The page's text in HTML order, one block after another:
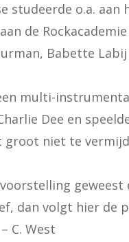
studeerde o.a.
de
Babette Labij
multi-
Dee en
groot niet te
dan volgt hier de
C. West